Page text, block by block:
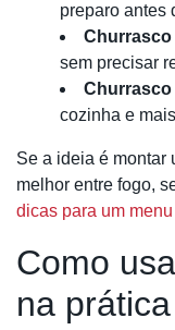
preparo antes
Churrasco
sem precisar
Churrasco
cozinha e
Se a ideia é montar
melhor entre fogo,
dicas para um
Como
na prática